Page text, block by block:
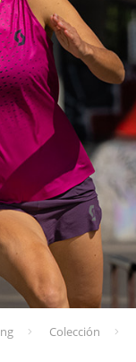
Colección